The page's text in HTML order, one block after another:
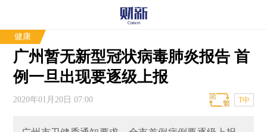
健康
广州暂无新型冠状病毒肺炎报告 首
例一旦出现要逐级上报
2020年01月20日 07:00 T中